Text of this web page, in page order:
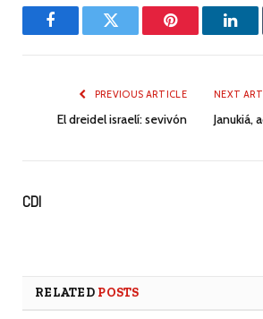
FacebookTwitter Pinterest
PREVIOUS ARTICLE
El dreidel israelí: sevivón
NEXT
Janukiá,
CDI
RELATED POSTS